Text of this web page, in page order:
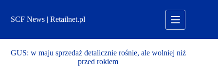
treściSCF News | Retailnet.pl
GUS: w maju sprzedaż detalicznie rośnie, ale wolniej niż
przed rokiem